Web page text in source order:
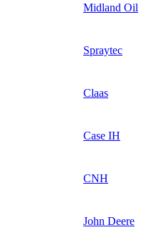
Midland Oil
Spraytec
Claas
Case IH
CNH
John Deere